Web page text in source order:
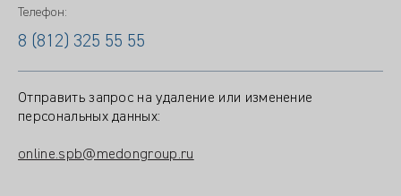
Телефон:
8 (812) 325 55 55
Отправить запрос на удаление или изменение
персональных данных:
online.spb@medongroup.ru